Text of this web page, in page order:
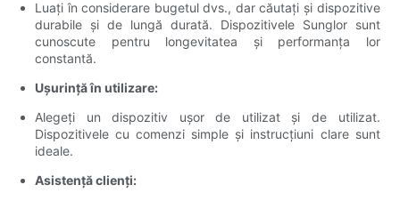
Luați în considerare bugetul dvs., dar căutați și dispozitive
durabile și de lungă durată. Dispozitivele Sunglor sunt
cunoscute pentru longevitatea și performanța lor
constantă.
Ușurință în utilizare:
Alegeți un dispozitiv ușor de utilizat și de utilizat.
Dispozitivele cu comenzi simple și instrucțiuni clare sunt
ideale.
Asistență clienți: